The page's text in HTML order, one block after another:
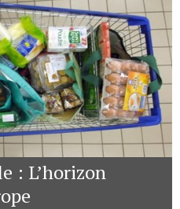
: L’horizon